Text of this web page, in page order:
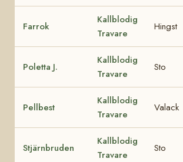
Farrok
Kallblodig
Travare
Hingst
Poletta J.
Kallblodig
Travare
Sto
Pellbest
Kallblodig
Travare
Valack
Stjärnbruden
Kallblodig
Travare
Sto